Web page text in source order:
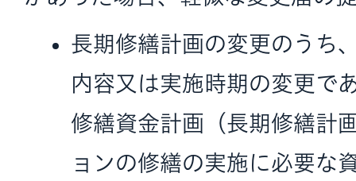
長期修繕計画の変更のうち
内容又は実施時期の変更で
修繕資金計画（長期修繕計
ョンの修繕の実施に必要な